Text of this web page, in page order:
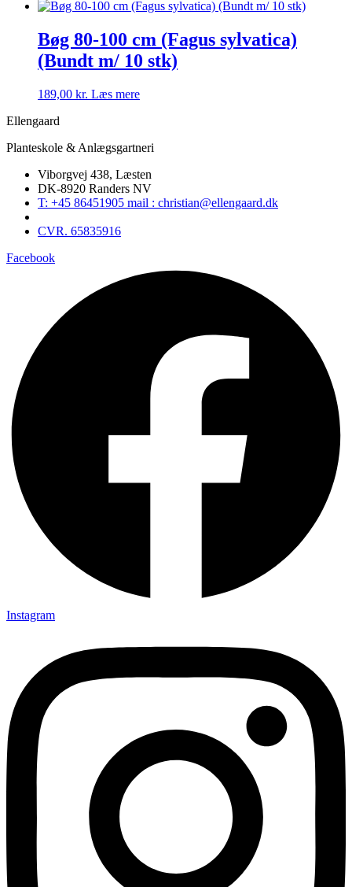
Bøg 80-100 cm (Fagus sylvatica)
(Bundt m/ 10 stk)
189,00 kr. Læs mere
Ellengaard
Planteskole & Anlægsgartneri
Viborgvej 438, Læsten
DK-8920 Randers NV
T: +45 86451905 mail : christian@ellengaard.dk
CVR. 65835916
Facebook
Instagram